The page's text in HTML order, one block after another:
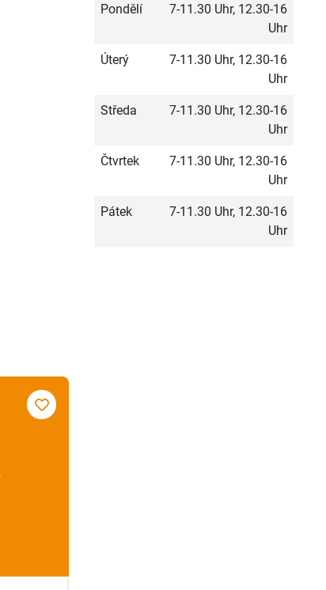
Pondělí
7-11.30 Uhr, 12.30-16
Uhr
Úterý
7-11.30 Uhr, 12.30-16
Uhr
Středa
7-11.30 Uhr, 12.30-16
Uhr
Čtvrtek
7-11.30 Uhr, 12.30-16
Uhr
Pátek
7-11.30 Uhr, 12.30-16
Uhr